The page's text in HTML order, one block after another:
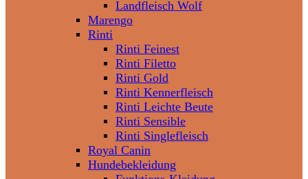
Landfleisch Wolf
Marengo
Rinti
Rinti Feinest
Rinti Filetto
Rinti Gold
Rinti Kennerfleisch
Rinti Leichte Beute
Rinti Sensible
Rinti Singlefleisch
Royal Canin
Hundebekleidung